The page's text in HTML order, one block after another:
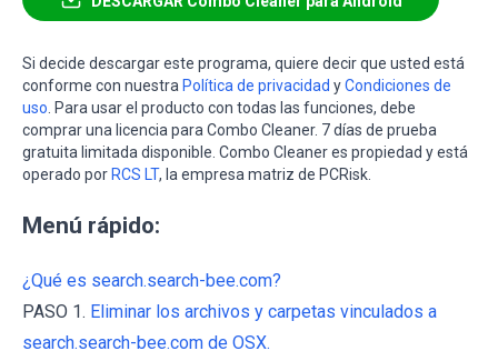
Si decide descargar este programa, quiere decir que usted está
conforme con nuestra Política de privacidad yCondiciones de
uso. Para usar el producto con todas las funciones, debe
comprar una licencia para Combo Cleaner. 7 días de prueba
gratuita limitada disponible. Combo Cleaner es propiedad y está
operado por RCS LT, la empresa matriz de PCRisk.
Menú rápido:
¿Qué es search.search-bee.com?
PASO 1. Eliminar los archivos y carpetas vinculados a
search.search-bee.com de OSX.